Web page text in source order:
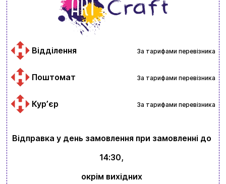
Відділення За тарифами перевізника
Поштомат За тарифами перевізника
Курʼєр За тарифами перевізника
Відправка у день замовлення при замовленні до
14:30,
окрім вихідних